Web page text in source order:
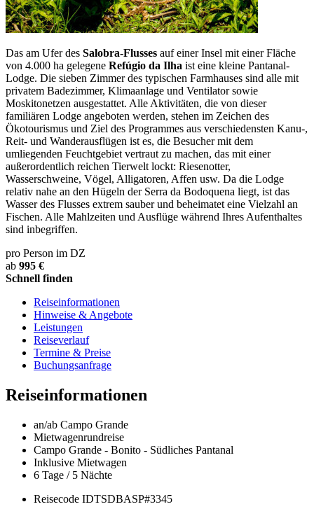
Das am Ufer des Salobra-Flusses auf einer Insel mit einer Fläche
von 4.000 ha gelegene Refúgio da Ilha ist eine kleine Pantanal-
Lodge. Die sieben Zimmer des typischen Farmhauses sind alle mit
privatem Badezimmer, Klimaanlage und Ventilator sowie
Moskitonetzen ausgestattet. Alle Aktivitäten, die von dieser
familiären Lodge angeboten werden, stehen im Zeichen des
Ökotourismus und Ziel des Programmes aus verschiedensten Kanu-,
Reit- und Wanderausflügen ist es, die Besucher mit dem
umliegenden Feuchtgebiet vertraut zu machen, das mit einer
außerordentlich reichen Tierwelt lockt: Riesenotter,
Wasserschweine, Vögel, Alligatoren, Affen usw. Da die Lodge
relativ nahe an den Hügeln der Serra da Bodoquena liegt, ist das
Wasser des Flusses extrem sauber und beheimatet eine Vielzahl an
Fischen. Alle Mahlzeiten und Ausflüge während Ihres Aufenthaltes
sind inbegriffen.
pro Person im DZ
ab 995 €
Schnell finden
Reiseinformationen
Hinweise & Angebote
Leistungen
Reiseverlauf
Termine & Preise
Buchungsanfrage
Reiseinformationen
an/ab Campo Grande
Mietwagenrundreise
Campo Grande - Bonito - Südliches Pantanal
Inklusive Mietwagen
6 Tage / 5 Nächte
Reisecode IDTSDBASP#3345